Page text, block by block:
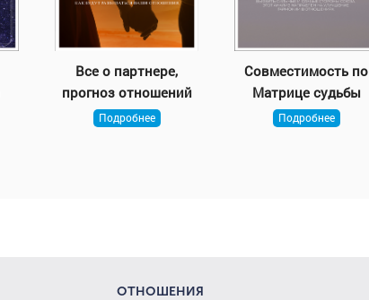
Все о партнере,
прогноз отношений
Подробнее
Совместимость по
Матрице судьбы
Подробнее
ОТНОШЕНИЯ